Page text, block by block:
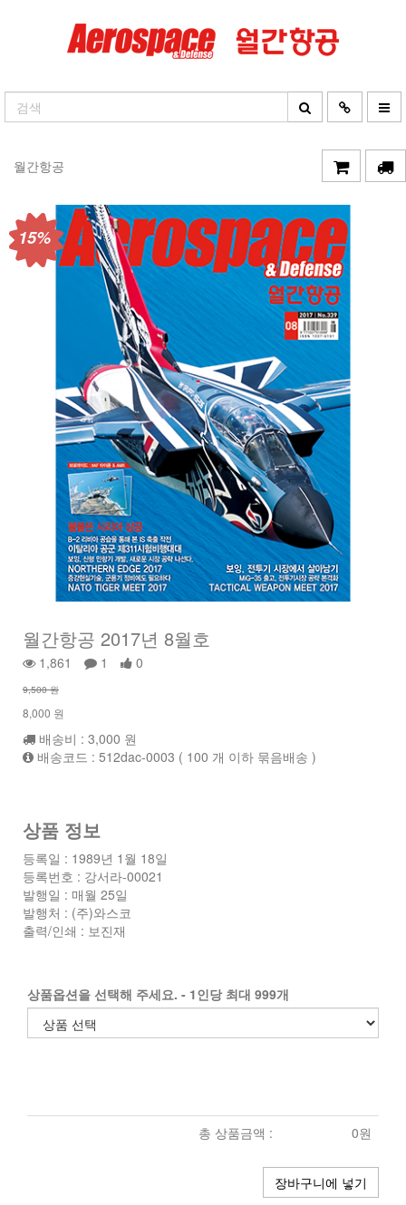
월간항공
15%
월간항공 2017년 8월호
1,861 1 0
9,500 원
8,000 원
배송비 : 3,000 원
배송코드 : 512dac-0003 ( 100 개 이하 묶음배송 )
상품 정보
등록일 : 1989년 1월 18일
등록번호 : 강서라-00021
발행일 : 매월 25일
발행처 : (주)와스코
출력/인쇄 : 보진재
상품옵션을 선택해 주세요. - 1인당 최대 999개
총 상품금액 : 0원
장바구니에 넣기